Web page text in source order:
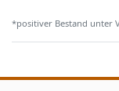
*positiver Bestand unter